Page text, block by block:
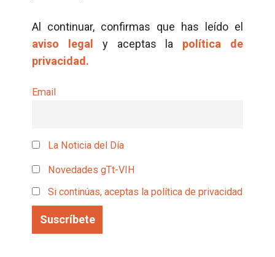
Al continuar, confirmas que has leído el
aviso legal
y aceptas la política de
privacidad.
Email
La Noticia del Día
Novedades gTt-VIH
Si continúas, aceptas la política de privacidad